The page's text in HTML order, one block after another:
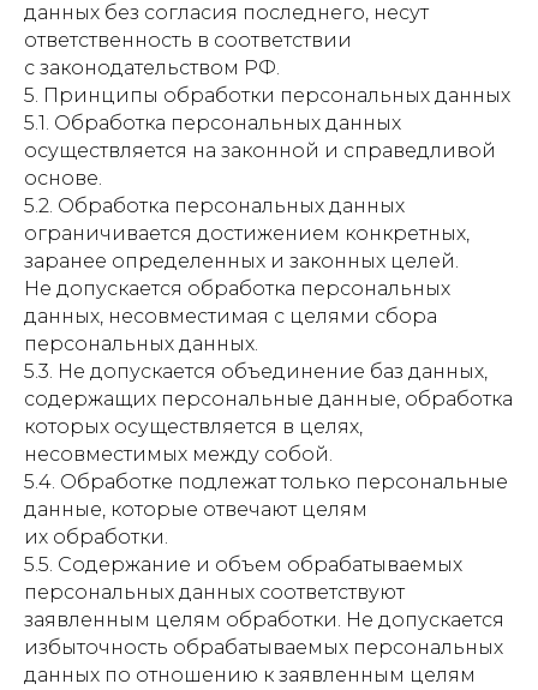
данных без согласия последнего, несут
ответственность в соответствии
с законодательством РФ.
5. Принципы обработки персональных данных
5.1. Обработка персональных данных
осуществляется на законной и справедливой
основе.
5.2. Обработка персональных данных
ограничивается достижением конкретных,
заранее определенных и законных целей.
Не допускается обработка персональных
данных, несовместимая с целями сбора
персональных данных.
5.3. Не допускается объединение баз данных,
содержащих персональные данные, обработка
которых осуществляется в целях,
несовместимых между собой.
5.4. Обработке подлежат только персональные
данные, которые отвечают целям
их обработки.
5.5. Содержание и объем обрабатываемых
персональных данных соответствуют
заявленным целям обработки. Не допускается
избыточность обрабатываемых персональных
данных по отношению к заявленным целям